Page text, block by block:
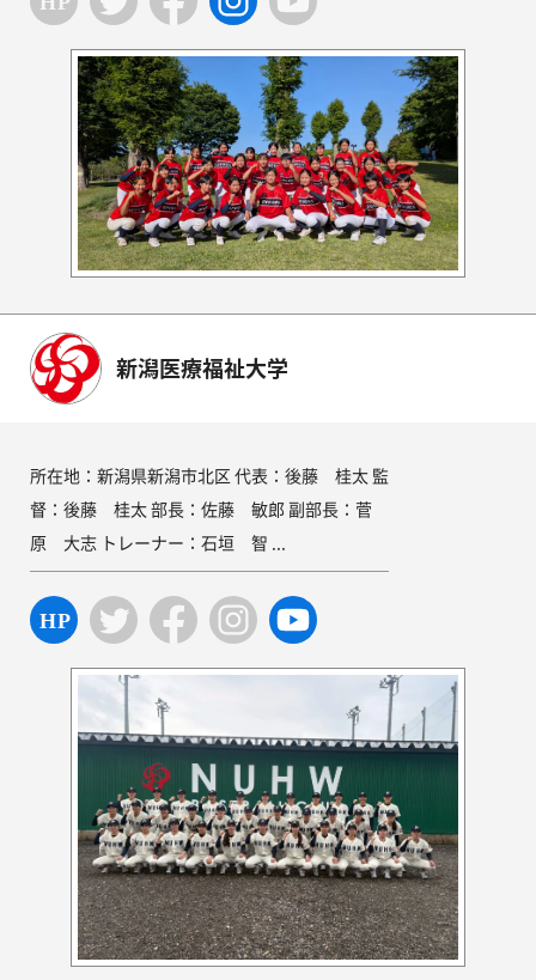
新潟医療福祉大学
所在地：新潟県新潟市北区 代表：後藤 桂太 監
督：後藤 桂太 部長：佐藤 敏郎 副部長：菅
原 大志 トレーナー：石垣 智 ...